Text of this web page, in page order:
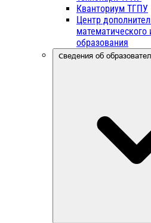
Кванториум ТГПУ
Центр
математического
образования
Сведения об